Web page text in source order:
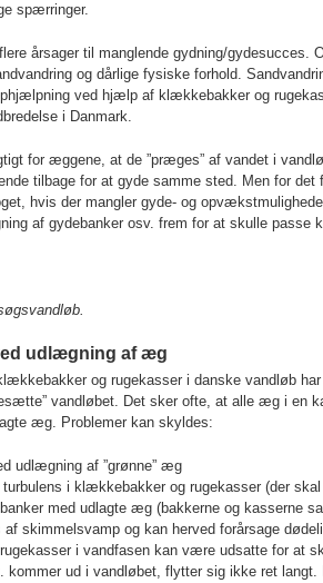
spærringer.
årsager til manglende gydning/gydesucces.
og dårlige fysiske forhold.
ved hjælp af klækkebakker og
i Danmark.
for æggene, at de ”præges” af vandet i
tilbage for at gyde samme sted. Men for
hvis der mangler gyde- og
af gydebanker osv. frem for at skulle passe
udlægning af æg
og rugekasser i danske vandløb
vandløbet. Det sker ofte, at alle æg i en
æg. Problemer kan skyldes:
udlægning af ”grønne” æg
i klækkebakker og rugekasser (der
med udlagte æg (bakkerne og kasserne
af skimmelsvamp og kan herved forårsage
i vandfasen kan være udsatte for at
kommer ud i vandløbet, flytter sig ikke ret